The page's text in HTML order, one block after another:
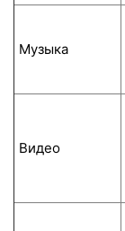
Музыка
Видео